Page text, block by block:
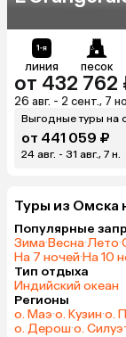
линия песок
от 432 762
26 авг. - 2 сент., 7
Выгодные туры на
от 441 059 ₽
24 авг. - 31 авг., 7 н.
Туры из Омска
Популярные
Зима·Весна·Лето·
На 7 ночей·На 10
Тип отдыха
Индийский океан
Регионы
о. Маэ·о. Кузин·о.
о. Дерош·о.